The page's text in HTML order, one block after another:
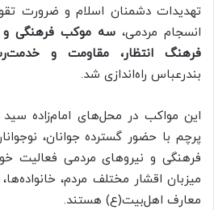
تهدیدات دشمنان اسلام و ضرورت
انسجام مردمی، سه موکب فرهنگی و
فرهنگ انتظار، مقاومت و
بندرعباس راه‌اندازی شد.
این مواکب در محل‌های امام‌زاده
پرچم با حضور گسترده جوانان،
فرهنگی و نیروهای مردمی فعالیت
میزبان اقشار مختلف مردم،
معارف اهل‌بیت(ع) هستند.